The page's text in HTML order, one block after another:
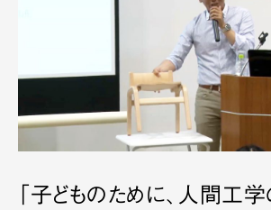
「子どものために、人間工